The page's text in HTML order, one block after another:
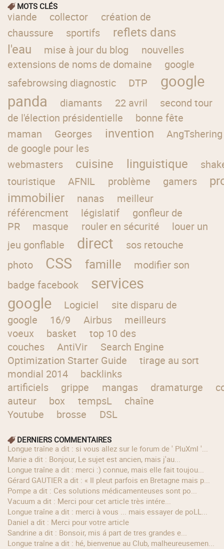
MOTS CLÉS
viande collector
création de
chaussure
sportifs
reflets dans
l'eau
mise à jour du blog
nouvelles
extensions de noms de domaine
google
safebrowsing diagnostic
DTP
google
panda
diamants 22 avril
second tour
de l'élection présidentielle
bonne fête
maman
Georges invention
AngTshering
de google pour les
webmasters
cuisine linguistique
touristique
AFNIL problème gamers
immobilier
nanas
meilleur
référencment
législatif
gonfleur de
PR
masque rouler en sécurité
louer un
jeu gonflable
direct
sos retouche
photo
CSS famille
modifier son
badge facebook
services
google
Logiciel
site disparu de
google
16/9 Airbus
meilleurs
voeux
basket
top 10 des
couches
AntiVir
Search Engine
Optimization Starter Guide
tirage au sort
mondial 2014
backlinks
artificiels
grippe mangas dramaturge
auteur
box tempsL
chaîne
Youtube
brosse DSL
DERNIERS COMMENTAIRES
longue traîne a dit : si vous allez sur le forum de ' PluXml '...
Marie a dit : Bonjour, Le sujet est ancien, mais j'au...
longue traîne a dit : merci :) connue, mais elle fait toujou...
Gérard GAUTIER a dit : « Il pleut parfois en Bretagne mais p...
Pompe a dit : Ces solutions médicamenteuses sont po...
Vacuum a dit : Merci pour cet article très intére...
longue traîne a dit : merci à vous ... mais essayer de poLL...
Daniel a dit : Merci pour votre article
Sandrine a dit : Bonsoir, mis á part de tres grandes e...
longue traîne a dit : hé, bienvenue au Club, malheureusemen...